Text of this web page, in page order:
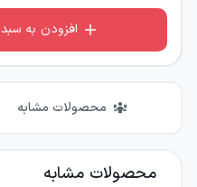
افزودن به سبد
محصولات مشابه
محصولات مشابه